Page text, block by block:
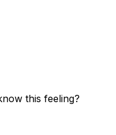
this feeling?